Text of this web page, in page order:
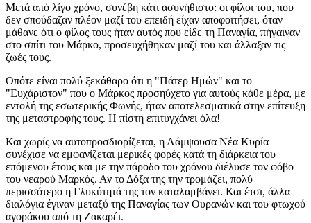
Μετά από λίγο χρόνο, συνέβη κάτι ασυνήθιστο: οι φίλοι του, που
δεν σπούδαζαν πλέον μαζί του επειδή είχαν αποφοιτήσει, όταν
μάθανε ότι ο φίλος τους ήταν αυτός που είδε τη Παναγία, πήγαιναν
στο σπίτι του Μάρκο, προσευχήθηκαν μαζί του και άλλαξαν τις
ζωές τους.
Οπότε είναι πολύ ξεκάθαρο ότι η "Πάτερ Ημών" και το
"Ευχάριστον" που ο Μάρκος προσηύχετο για αυτούς κάθε μέρα, με
εντολή της εσωτερικής Φωνής, ήταν αποτελεσματικά στην επίτευξη
της μεταστροφής τους. Η πίστη επιτυγχάνει όλα!
Και χωρίς να αυτοπροσδιορίζεται, η Λάμψουσα Νέα Κυρία
συνέχισε να εμφανίζεται μερικές φορές κατά τη διάρκεια του
επόμενου έτους και με την πάροδο του χρόνου διέλυσε τον φόβο
του νεαρού Μαρκός. Αν το Δόξα της την τρομάζει, πολύ
περισσότερο η Γλυκύτητά της τον καταλαμβάνει. Και έτσι, άλλα
διαλόγια έγιναν μεταξύ της Παναγίας των Ουρανών και του φτωχού
αγοράκου από τη Ζακαρέι.